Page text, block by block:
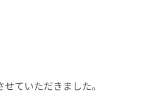
ていただきました。